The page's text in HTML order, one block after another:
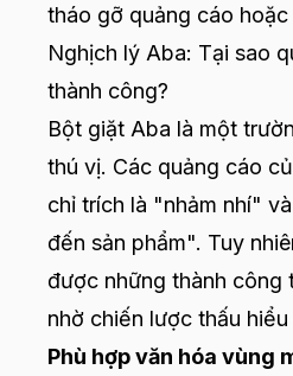
tháo gỡ quảng cáo hoặc
Nghịch lý Aba: Tại sao
thành công?
Bột giặt Aba là một
thú vị. Các quảng cáo
chỉ trích là "nhảm nhí"
đến sản phẩm". Tuy
được những thành công
nhờ chiến lược thấu
Phù hợp văn hóa vùng